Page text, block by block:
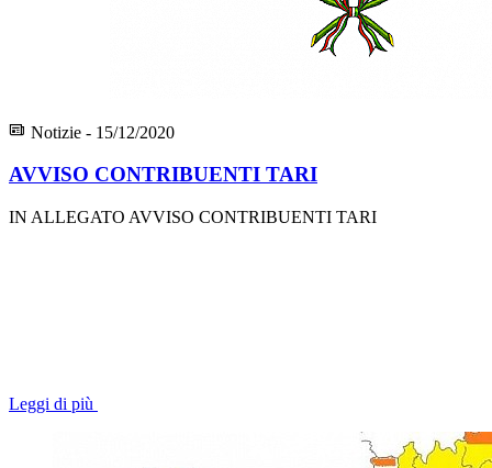
Notizie - 15/12/2020
AVVISO CONTRIBUENTI TARI
IN ALLEGATO AVVISO CONTRIBUENTI TARI
Leggi di più